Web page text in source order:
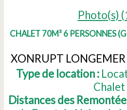
Photo(s)
CHALET 70M² 6 PERSONNES(
XONRUPT LONGEMER
Type de location :
Chalet
Distances des